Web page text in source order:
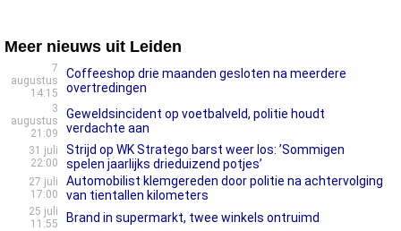
Meer nieuws uit Leiden
7
augustus
14:15
Coffeeshop drie maanden gesloten na meerdere
overtredingen
3
augustus
21:09
Geweldsincident op voetbalveld, politie houdt
verdachte aan
31 juli
22:00
Strijd op WK Stratego barst weer los: ’Sommigen
spelen jaarlijks drieduizend potjes’
27 juli
17:00
Automobilist klemgereden door politie na achtervolging
van tientallen kilometers
25 juli
11:55
Brand in supermarkt, twee winkels ontruimd